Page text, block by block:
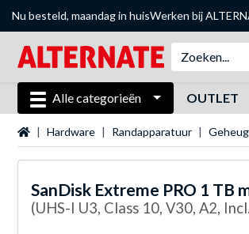
Nu besteld, maandag in huisWerken bij
Alle categorieën OUTLET
Startpagina
Hardware Randapparatuur
SanDisk Extreme PRO 1 TB
(UHS-I U3, Class 10, V30, A2,